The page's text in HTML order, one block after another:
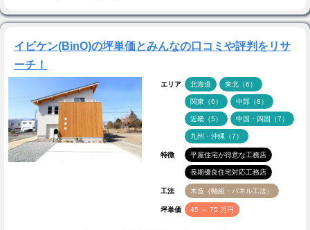
イビケン(BinO)の坪単価とみんなの口コミや評判をリサ
ーチ！
エリア 北海道 東北（6）
関東（6） 中部（8）
近畿（5） 中国・四国（7）
九州・沖縄（7）
特徴 平屋住宅が得意な工務店
長期優良住宅対応工務店
工法 木造（軸組・パネル工法）
坪単価 45 ～ 75 万円